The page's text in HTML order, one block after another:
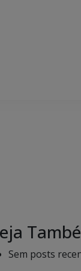
Sem posts